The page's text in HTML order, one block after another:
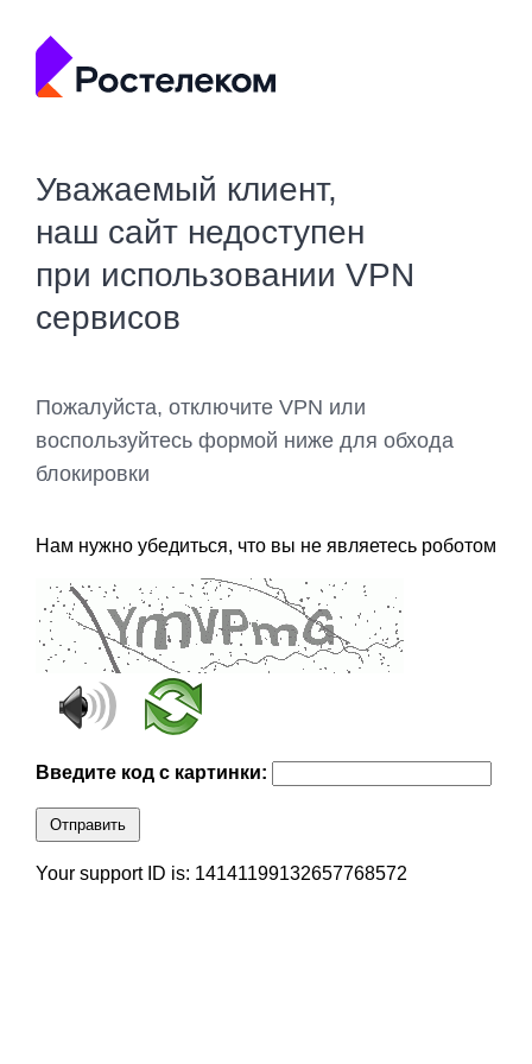
Уважаемый клиент,
наш сайт недоступен
при использовании VPN
сервисов
Пожалуйста, отключите VPN или
воспользуйтесь формой ниже для обхода
блокировки
Нам нужно убедиться, что вы не являетесь роботом
Введите код с картинки:
Отправить
Your support ID is: 14141199132657768572